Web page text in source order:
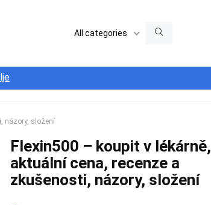
All categories
názory, složení
Flexin500 – koupit v lékárně,
aktuální cena, recenze a
zkušenosti, názory, složení